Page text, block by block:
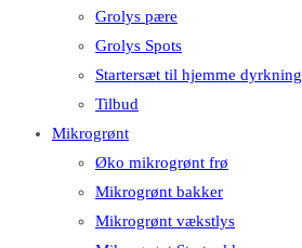
Grolys pære
Grolys Spots
Startersæt til hjemme dyrkning
Tilbud
Mikrogrønt
Øko mikrogrønt frø
Mikrogrønt bakker
Mikrogrønt vækstlys